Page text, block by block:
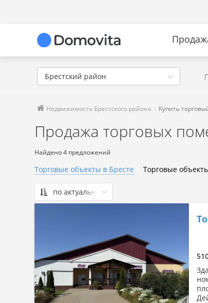
Брестский район
Недвижимость Брестского района Купить
Продажа торговых
Найдено 4 предложений
Торговые объекты в Бресте Торговые
по актуальности
По актуальности
По площади: большая → малая
По площади: малая → большая